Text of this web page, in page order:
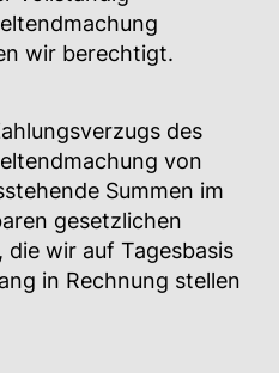
wir berechtigt.
des
von
Summen im
gesetzlichen
wir auf Tagesbasis
in Rechnung stellen